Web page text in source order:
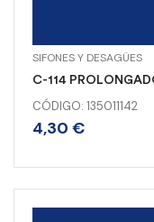
SIFONES Y DESAGÜES
C-114
CÓDIGO: 135011142
4,30 €